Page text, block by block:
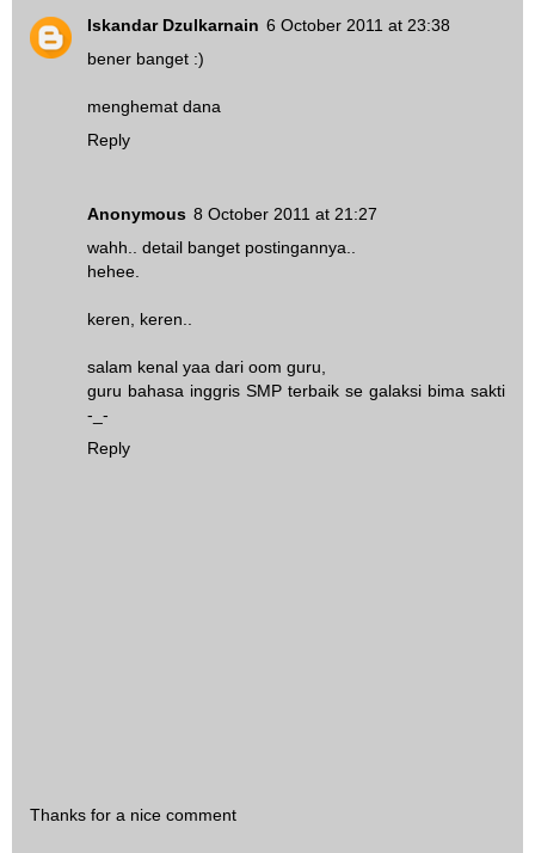
Iskandar Dzulkarnain 6 October 2011 at 23:38
bener banget :)
menghemat dana
Reply
Anonymous 8 October 2011 at 21:27
wahh.. detail banget postingannya..
hehee.
keren, keren..
salam kenal yaa dari oom guru,
guru bahasa inggris SMP terbaik se galaksi bima sakti
-_-
Reply
Thanks for a nice comment